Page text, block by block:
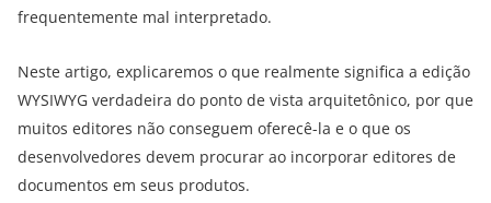
frequentemente mal interpretado.
Neste artigo, explicaremos o que realmente significa a edição
WYSIWYG verdadeira do ponto de vista arquitetônico, por que
muitos editores não conseguem oferecê-la e o que os
desenvolvedores devem procurar ao incorporar editores de
documentos em seus produtos.